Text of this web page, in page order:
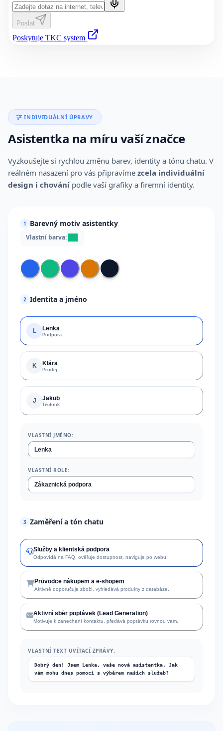
INDIVIDUÁLNÍ ÚPRAVY
Asistentka na míru vaší značce
Vyzkoušejte si rychlou změnu barev, identity a tónu chatu. V
reálném nasazení pro vás připravíme zcela individuální
design i chování podle vaší grafiky a firemní identity.
1 Barevný motiv asistentky
Vlastní barva:
2 Identita a jméno
L Lenka
Podpora
K Klára
Prodej
J Jakub
Technik
VLASTNÍ JMÉNO:
VLASTNÍ ROLE:
3 Zaměření a tón chatu
Služby a klientská podpora
Odpovídá na FAQ, ověřuje dostupnost, naviguje po webu.
Průvodce nákupem a e-shopem
Aktivně doporučuje zboží, vyhledává produkty z databáze.
Aktivní sběr poptávek (Lead Generation)
Motivuje k zanechání kontaktu, předává poptávku rovnou vám.
VLASTNÍ TEXT UVÍTACÍ ZPRÁVY: